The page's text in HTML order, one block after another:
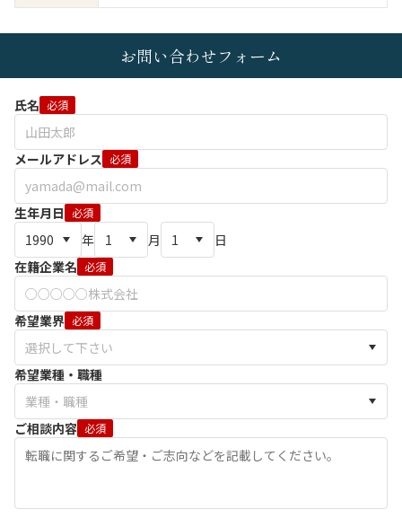
お問い合わせフォーム
氏名 必須
メールアドレス 必須
生年月日 必須
年 月
日
在籍企業名 必須
希望業界 必須
希望業種・職種
ご相談内容 必須